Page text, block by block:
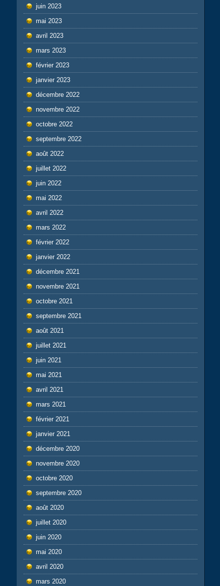
juin 2023
mai 2023
avril 2023
mars 2023
février 2023
janvier 2023
décembre 2022
novembre 2022
octobre 2022
septembre 2022
août 2022
juillet 2022
juin 2022
mai 2022
avril 2022
mars 2022
février 2022
janvier 2022
décembre 2021
novembre 2021
octobre 2021
septembre 2021
août 2021
juillet 2021
juin 2021
mai 2021
avril 2021
mars 2021
février 2021
janvier 2021
décembre 2020
novembre 2020
octobre 2020
septembre 2020
août 2020
juillet 2020
juin 2020
mai 2020
avril 2020
mars 2020